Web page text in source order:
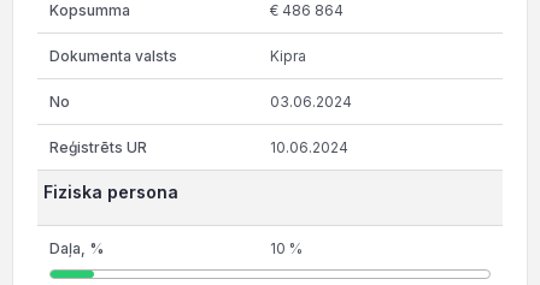
€ 486 864
Kipra
03.06.2024
10.06.2024
Fiziska persona
10 %